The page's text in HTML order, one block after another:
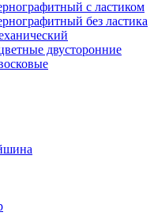
с ластиком
без ластика
двусторонние